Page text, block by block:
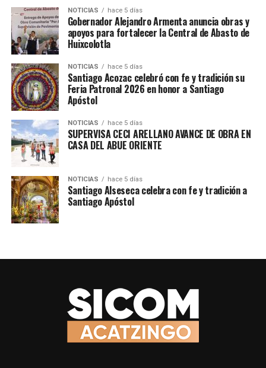
TEMAS RELACIONADOS CUAPIAXTLA
SICOMACATZINGO
SIGUE CON
Telesecundaria de San Sebastián Villanueva obtiene
Fe que camina y tradición que une en Tepeyahualco de
NOTICIAS hace 5 días
Gobernador Alejandro Armenta anuncia obras y
apoyos para fortalecer la Central de Abasto de
Huixcolotla
NOTICIAS hace 5 días
Santiago Acozac celebró con fe y tradición su
Feria Patronal 2026 en honor a Santiago
Apóstol
NOTICIAS hace 5 días
SUPERVISA CECI ARELLANO AVANCE DE OBRA EN
CASA DEL ABUE ORIENTE
NOTICIAS hace 5 días
Santiago Alseseca celebra con fe y tradición a
Santiago Apóstol